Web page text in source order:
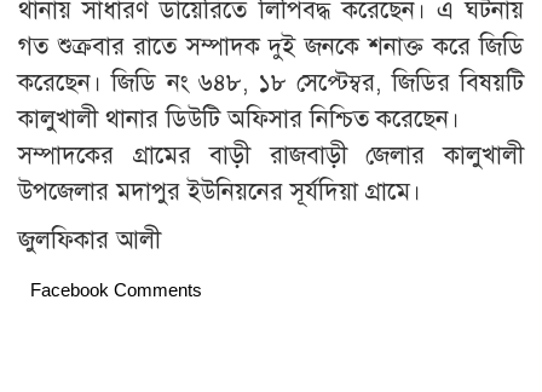
থানায় সাধারণ ডায়েরিতে লিপিবদ্ধ করেছেন। এ ঘটনায়
গত শুক্রবার রাতে সম্পাদক দুই জনকে শনাক্ত করে জিডি
করেছেন। জিডি নং ৬৪৮, ১৮ সেপ্টেম্বর, জিডির বিষয়টি
কালুখালী থানার ডিউটি অফিসার নিশ্চিত করেছেন।
সম্পাদকের গ্রামের বাড়ী রাজবাড়ী জেলার কালুখালী
উপজেলার মদাপুর ইউনিয়নের সূর্যদিয়া গ্রামে।
জুলফিকার আলী
Facebook Comments